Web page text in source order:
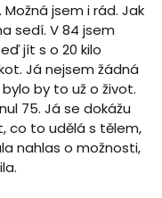
jsem i rád. Jak
sedí. V 84 jsem
jít s o 20 kilo
Já nejsem žádná
by to už o život.
75. Já se dokážu
co to udělá s tělem,
nahlas o možnosti,